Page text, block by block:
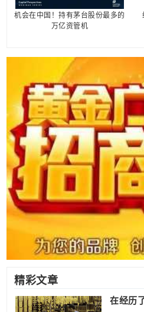
机会在中国！持有茅台股份最多的
万亿资管机
精彩文章
在经历